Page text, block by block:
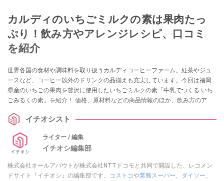
カルディのいちごミルクの素は果肉たっ
ぷり！飲み方やアレンジレシピ、口コミ
を紹介
世界各国の食材や調味料を取り扱うカルディコーヒーファーム。紅茶やジュ
ースなど、コーヒー以外のドリンクの品揃えも充実しています。今回は福岡
県産のいちごの果肉を贅沢に使用したいちごミルクの素「牛乳でつくる いち
ごみるくの素」を紹介！ 価格、原材料などの商品情報のほか、飲み方のアレ
イチオシスト
ライター / 編集
イチオシ編集部
株式会社オールアバウトが株式会社NTTドコモと共同で開設した、レコメン
ドサイト『イチオシ』の編集部です。
コストコや業務スーパー、 ダイソー、